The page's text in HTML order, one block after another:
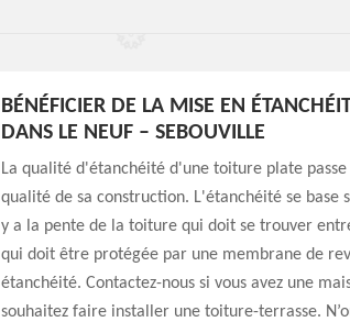
BÉNÉFICIER DE LA MISE EN
DANS LE NEUF – SEBOUVILLE
La qualité d'étanchéité d'une toiture plate
qualité de sa construction. L'étanchéité se base
y a la pente de la toiture qui doit se trouver
qui doit être protégée par une membrane de
étanchéité. Contactez-nous si vous avez une
souhaitez faire installer une toiture-terrasse.